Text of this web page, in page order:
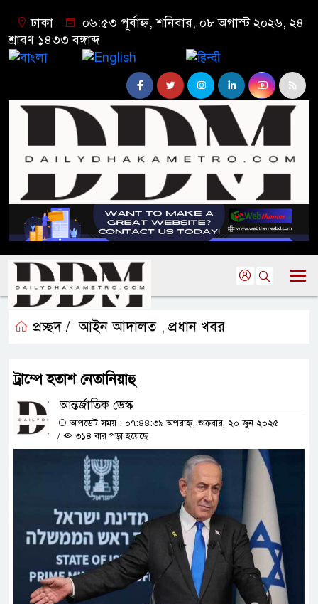
ঢাকা
০৬:৫৩ পূর্বাহ্ন, শনিবার, ০৮ অগাস্ট ২০২৬, ২৪
শ্রাবণ ১৪৩৩ বঙ্গাব্দ
প্রচ্ছদ / আইন আদালত , প্রধান খবর
ট্রাম্পে হতাশ নেতানিয়াহু
আন্তর্জাতিক ডেস্ক
আপডেট সময় : ০৭:৪৪:৩৯ অপরাহ্ন, শুক্রবার, ২০ জুন ২০২৫
/
৩১৪ বার পড়া হয়েছে